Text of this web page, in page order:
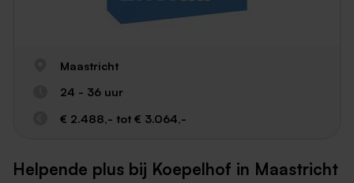
Maastricht
24 - 36 uur
€ 2.488,- tot € 3.064,-
Helpende plus bij Koepelhof in Maastricht